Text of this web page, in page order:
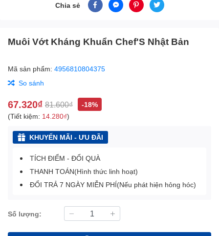
Chia sẻ
Muôi Vớt Kháng Khuẩn Chef'S Nhật Bản
Mã sản phẩm: 4956810804375
So sánh
67.320₫ 81.600₫
-18%
(Tiết kiệm: 14.280₫)
KHUYẾN MÃI - ƯU ĐÃI
TÍCH ĐIỂM - ĐỔI QUÀ
THANH TOÁN(Hình thức linh hoạt)
ĐỔI TRẢ 7 NGÀY MIỄN PHÍ(Nếu phát hiện hỏng hóc)
Số lượng: